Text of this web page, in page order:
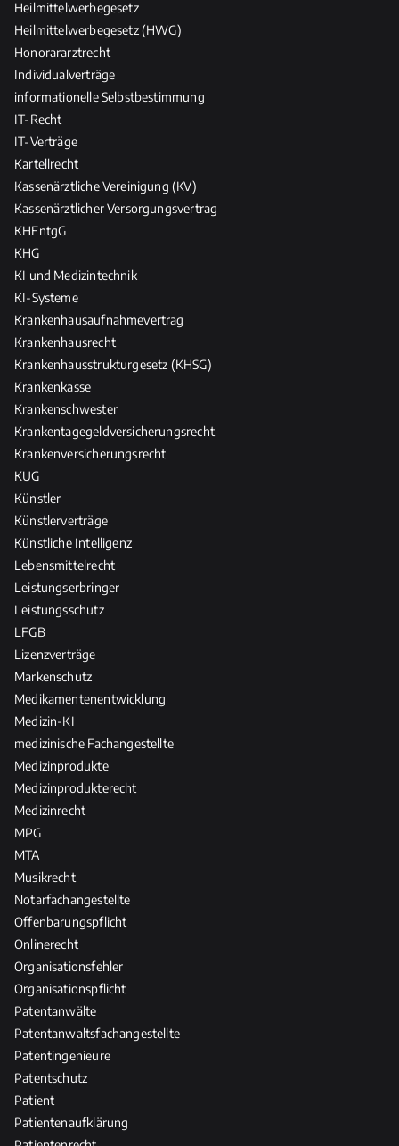
Heilmittelwerbegesetz
Heilmittelwerbegesetz (HWG)
Honorararztrecht
Individualverträge
informationelle Selbstbestimmung
IT-Recht
IT-Verträge
Kartellrecht
Kassenärztliche Vereinigung (KV)
Kassenärztlicher Versorgungsvertrag
KHEntgG
KHG
KI und Medizintechnik
KI-Systeme
Krankenhausaufnahmevertrag
Krankenhausrecht
Krankenhausstrukturgesetz (KHSG)
Krankenkasse
Krankenschwester
Krankentagegeldversicherungsrecht
Krankenversicherungsrecht
KUG
Künstler
Künstlerverträge
Künstliche Intelligenz
Lebensmittelrecht
Leistungserbringer
Leistungsschutz
LFGB
Lizenzverträge
Markenschutz
Medikamentenentwicklung
Medizin-KI
medizinische Fachangestellte
Medizinprodukte
Medizinprodukterecht
Medizinrecht
MPG
MTA
Musikrecht
Notarfachangestellte
Offenbarungspflicht
Onlinerecht
Organisationsfehler
Organisationspflicht
Patentanwälte
Patentanwaltsfachangestellte
Patentingenieure
Patentschutz
Patient
Patientenaufklärung